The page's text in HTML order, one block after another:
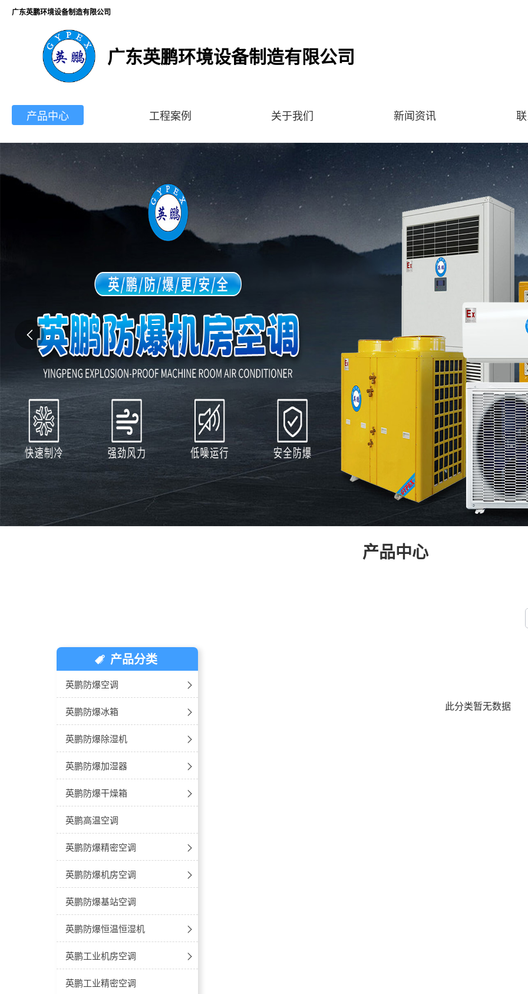
广东英鹏环境设备制造有限公司
广东英鹏环境设备制造有限公司
产品中心
产品分类
英鹏防爆空调
防爆空调-壁挂式
防爆空调-立柜式
防爆空调-天花机
防爆空调-风管机
防爆空调-窗式空调
防爆空调-高温型
防爆便携空调
英鹏防爆冰箱
防爆冰箱-单门单温
防爆冰箱-双门双温
防爆冰箱-双温对开门
防爆冰箱-卧式冰箱
防爆冰箱-立式不锈钢
冷藏款
冷冻款
防爆冰箱-双温多开门
防爆冰箱-冷藏柜
英鹏防爆除湿机
工业防爆除湿机
吊顶式防爆除湿机
防爆低温除湿机
防爆调温除湿机
立柜式-防爆降温除湿机
风管式-防爆降温除湿机
英鹏防爆加湿器
防爆湿膜加湿器
防爆超声波加湿器
英鹏防爆干燥箱
真空干燥箱
立式恒温
立式鼓风
卧式恒温
卧式鼓风
英鹏高温空调
英鹏防爆精密空调
防爆款
英鹏防爆机房空调
防爆机房空调-立柜式
防爆机房空调-壁挂式
英鹏防爆基站空调
英鹏防爆恒温恒湿机
防爆空调-恒温恒湿立柜式
防爆空调-恒温恒湿吊顶式
英鹏工业机房空调
工业机房空调-立柜式
英鹏工业精密空调
产品中心 工程案例 关于我们 新闻资讯
此分类暂无数据